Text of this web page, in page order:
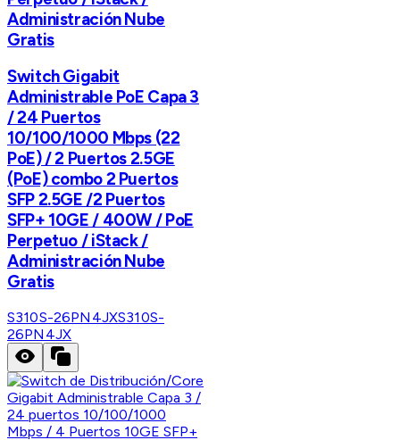
Administración Nube
Gratis
Switch Gigabit
Administrable PoE Capa 3
/ 24 Puertos
10/100/1000 Mbps (22
PoE) / 2 Puertos 2.5GE
(PoE) combo 2 Puertos
SFP 2.5GE /2 Puertos
SFP+ 10GE / 400W / PoE
Perpetuo / iStack /
Administración Nube
Gratis
S310S-26PN4JXS310S-
26PN4JX